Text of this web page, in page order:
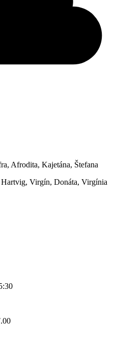
Afrodita, Kajetána, Štefana
Hartvig, Virgín, Donáta, Virgínia